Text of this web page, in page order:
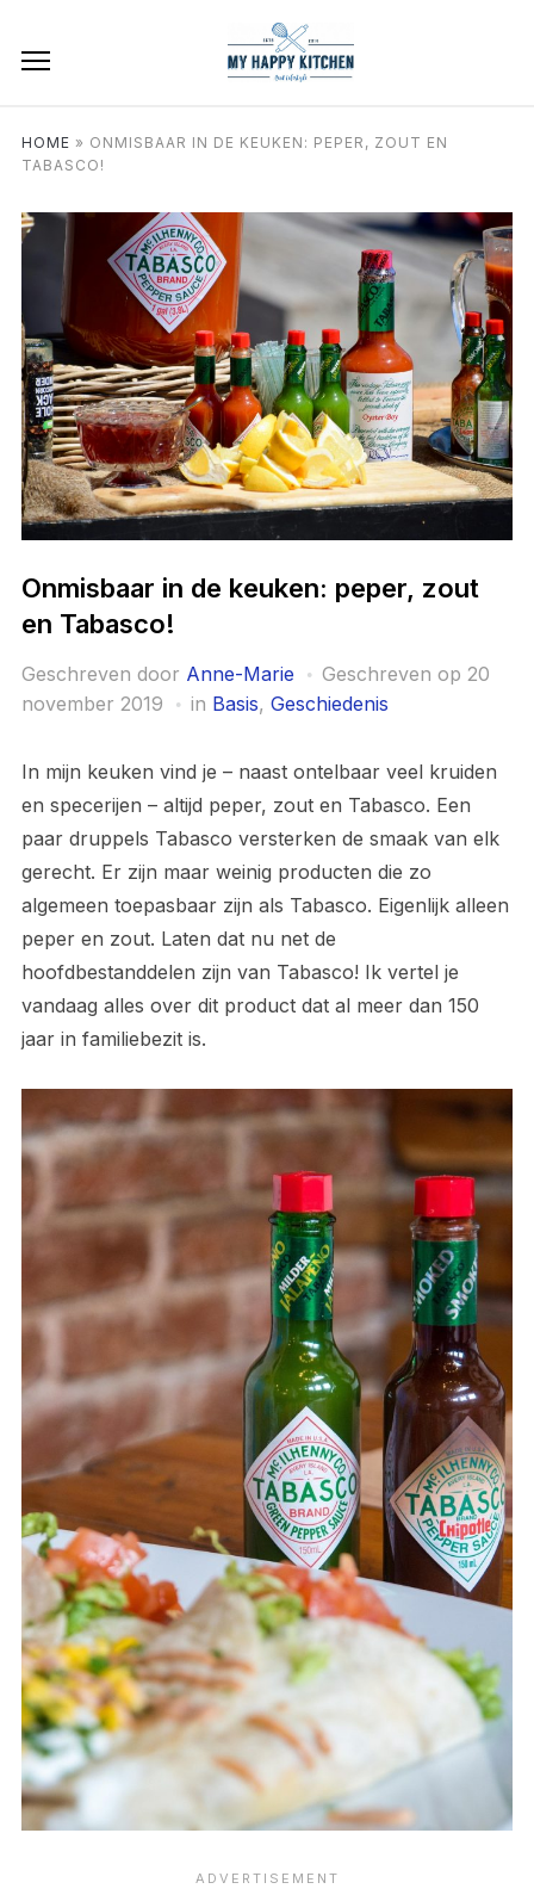
HOME » ONMISBAAR IN DE KEUKEN: PEPER, ZOUT EN
TABASCO!
Onmisbaar in de keuken: peper, zout
en Tabasco!
Geschreven door Anne-Marie Geschreven op 20
november 2019
in Basis, Geschiedenis
In mijn keuken vind je – naast ontelbaar veel kruiden
en specerijen – altijd peper, zout en Tabasco. Een
paar druppels Tabasco versterken de smaak van elk
gerecht. Er zijn maar weinig producten die zo
algemeen toepasbaar zijn als Tabasco. Eigenlijk alleen
peper en zout. Laten dat nu net de
hoofdbestanddelen zijn van Tabasco! Ik vertel je
vandaag alles over dit product dat al meer dan 150
jaar in familiebezit is.